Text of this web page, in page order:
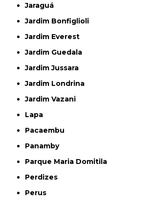
Jaraguá
Jardim Bonfiglioli
Jardim Everest
Jardim Guedala
Jardim Jussara
Jardim Londrina
Jardim Vazani
Lapa
Pacaembu
Panamby
Parque Maria Domitila
Perdizes
Perus